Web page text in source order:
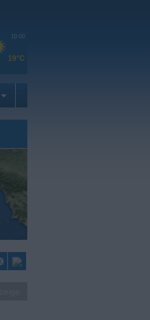
10:00
19°C